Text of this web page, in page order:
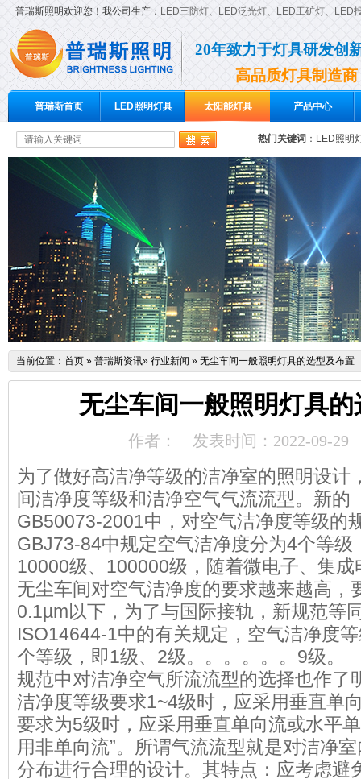
普瑞斯照明欢迎您！我公司生产： LED三防灯、 LED泛光灯、 LED工矿灯、 LED
20年致力于灯具研发创
高品质灯具制造商
普瑞斯首页 LED照明灯具 太阳能灯具 产品中心
热门关键词 ： LED照明
当前位置： 首页 » 普瑞斯资讯» 行业新闻 » 无尘车间一般照明灯具的选型及布置
无尘车间一般照明灯具
作者： 发表时间：2022-09-29
为了做好高洁净等级的洁净室的照明设计
间洁净度等级和洁净空气气流流型。新的
GB50073-2001中，对空气洁净度等级的
GBJ73-84中规定空气洁净度分为4个等
10000级、100000级，随着微电子、集
无尘车间对空气洁净度的要求越来越高，
0.1µm以下，为了与国际接轨，新规范等
ISO14644-1中的有关规定，空气洁净度
个等级，即1级、2级。。。。。。9级。
规范中对洁净空气所流流型的选择也作了
洁净度等级要求1~4级时，应采用垂直单
要求为5级时，应采用垂直单向流或水平
用非单向流”。所谓气流流型就是对洁净
分布进行合理的设计。其特点：应考虑避